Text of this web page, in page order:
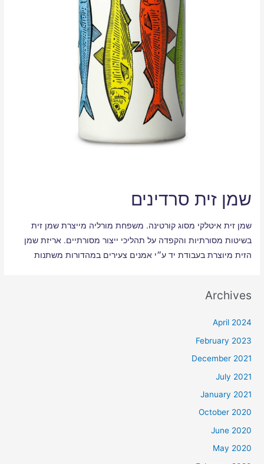
שמן זית סרדינים
שמן זית איטלקי מסוג קורטינה. משפחת מורליה מייצרת שמן זית
בשיטות מסורתיות והקפדה על תהליכי ייצור מסורתיים. אריזת שמן
הזית מיוצרת בעבודת יד ע״י אמנים צעירים במהדורות משתנות
Archives
April 2024
February 2023
December 2021
July 2021
January 2021
October 2020
June 2020
May 2020